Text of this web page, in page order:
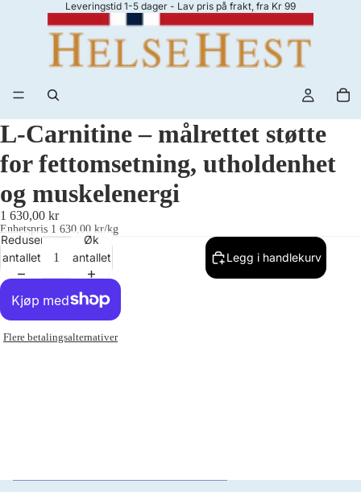
Leveringstid 1-5 dager - Lav pris på frakt, fra Kr 99
L-Carnitine – målrettet støtte
for fettomsetning, utholdenhet
og muskelenergi
1 630,00 kr
Enhetspris 1 630,00 kr/kg
Reduser
antallet
Øk
antallet
Legg i handlekurv
Flere betalingsalternativer